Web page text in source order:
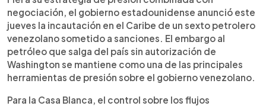
negociación, el gobierno estadounidense anunció este
jueves la incautación en el Caribe de un sexto petrolero
venezolano sometido a sanciones. El embargo al
petróleo que salga del país sin autorización de
Washington se mantiene como una de las principales
herramientas de presión sobre el gobierno venezolano.
Para la Casa Blanca, el control sobre los flujos